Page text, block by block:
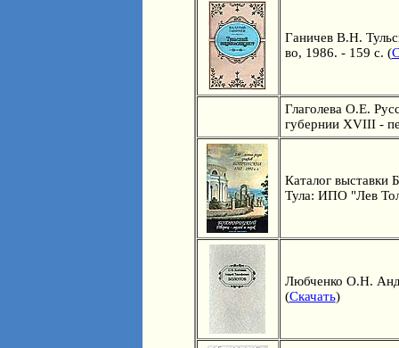
Ганичев В.Н.
во, 1986. - 159 с. (
Глаголева О.Е.
губернии XVIII -
Каталог выставки
Тула: ИПО "Лев
Любченко О.Н.
(Скачать)